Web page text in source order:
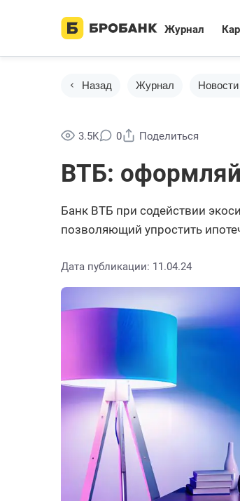
Журнал
Назад Журнал Новости
3.5K 0 Поделиться
ВТБ:
Банк ВТБ при содействии
позволяющий упростить
Дата публикации: 11.04.24